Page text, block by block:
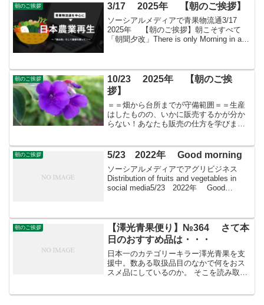
朝のご挨拶 3/17 2025年 【朝のご挨拶】
ソーシアルメディアで青果物流通3/17
2025年 【朝のご挨拶】朝こそすべて
「朝聞夕改」There is only Morning in all
「お彼岸」...
朝のご挨拶
10/23 2025年 【朝のご挨
拶】
＝＝畑から台所までが守備範囲＝＝生産
はしたものの、いかに販売するかが分か
らない！あなたも販売の仕方を学びませ
朝のご挨拶 5/23 2022年 Good morning
ソーシアルメディアでアグリビジネス
Distribution of fruits and vegetables in
social media5/23 2022年 Good
朝のご挨拶
【澤光青果便り】№364 さて本
日のおすすめ品は・・・
日本一のカテゴリーキラー澤光青果を支
援中。数ある取扱品目のなかで何をおス
スメ品にしているのか。 そこを読み取っ